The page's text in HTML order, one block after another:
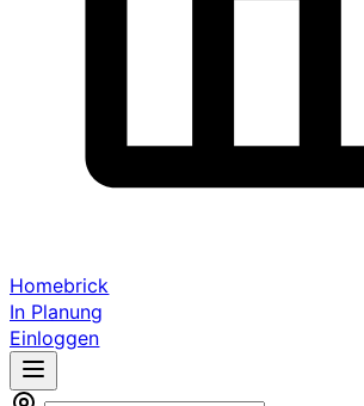
Homebrick
In Planung
Einloggen